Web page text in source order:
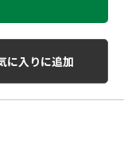
に入りに追加